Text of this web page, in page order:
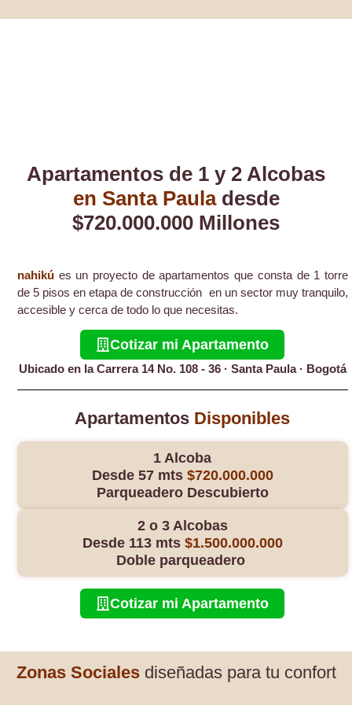
nahikú es un proyecto de apartamentos que consta de 1 torre
de 5 pisos en etapa de construcción en un sector muy tranquilo,
accesible y cerca de todo lo que necesitas.
Cotizar mi Apartamento
Ubicado en la Carrera 14 No. 108 - 36 · Santa Paula · Bogotá
Apartamentos Disponibles
1 Alcoba
Desde 57 mts$720.000.000
Parqueadero Descubierto
2 o 3 Alcobas
Desde 113 mts$1.500.000.000
Doble parqueadero
Cotizar mi Apartamento
Apartamentos de 1 y 2 Alcobas
en Santa Paula desde
$720.000.000 Millones
Zonas Socialesdiseñadas para tu confort